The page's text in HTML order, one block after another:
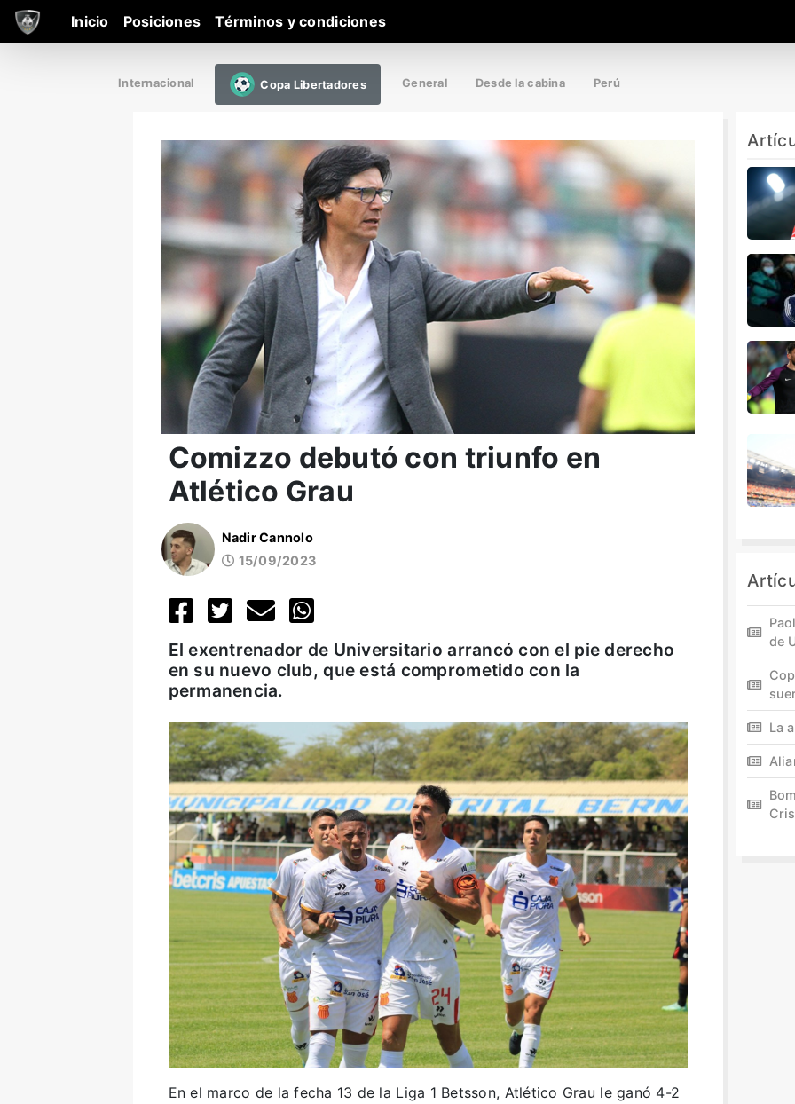
Inicio Posiciones Términos y condiciones
Internacional Copa Libertadores General Desde la cabina Perú
Comizzo debutó con triunfo en
Atlético Grau
Nadir Cannolo
15/09/2023
El exentrenador de Universitario arrancó con el pie derecho
en su nuevo club, que está comprometido con la
permanencia.
En el marco de la fecha 13 de la Liga 1 Betsson, Atlético Grau le ganó 4-2
de
La